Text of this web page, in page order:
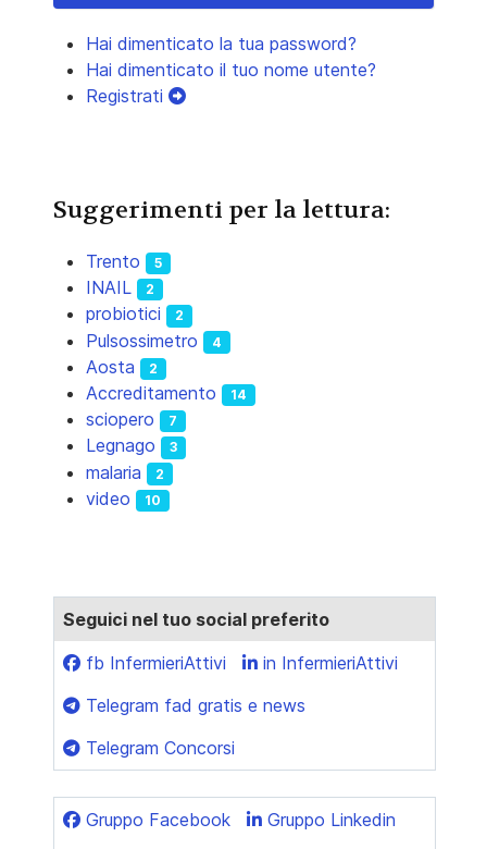
Hai dimenticato la tua password?
Hai dimenticato il tuo nome utente?
Registrati
Suggerimenti per la lettura:
Trento 5
INAIL 2
probiotici 2
Pulsossimetro 4
Aosta 2
Accreditamento 14
sciopero 7
Legnago 3
malaria 2
video 10
Seguici nel tuo social preferito
fb InfermieriAttivi
in InfermieriAttivi
Telegram fad gratis e news
Telegram Concorsi
Gruppo Facebook
Gruppo Linkedin